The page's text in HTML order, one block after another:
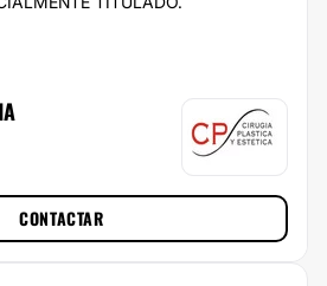
CONTACTAR